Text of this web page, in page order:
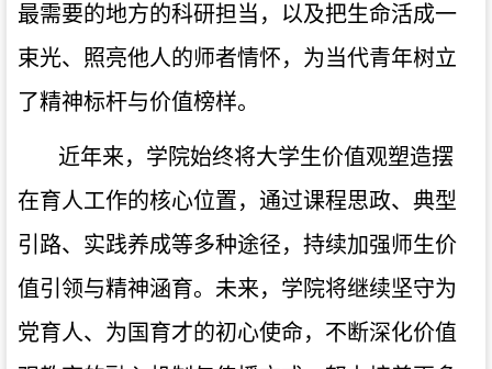
最需要的地方的科研担当，以及把生命活成一
束光、照亮他人的师者情怀，为当代青年树立
了精神标杆与价值榜样。
近年来，学院始终将大学生价值观塑造摆
在育人工作的核心位置，通过课程思政、典型
引路、实践养成等多种途径，持续加强师生价
值引领与精神涵育。未来，学院将继续坚守为
党育人、为国育才的初心使命，不断深化价值